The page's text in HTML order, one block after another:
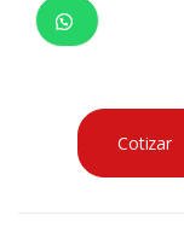
Cotizar